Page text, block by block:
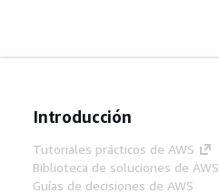
Introducción
Tutoriales prácticos de AWS
Biblioteca de soluciones de AWS
Guías de decisiones de AWS